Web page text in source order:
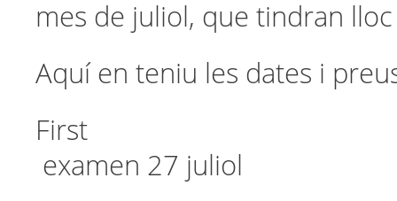
mes de juliol, que tindran
Aquí en teniu les dates i
First
examen 27 juliol